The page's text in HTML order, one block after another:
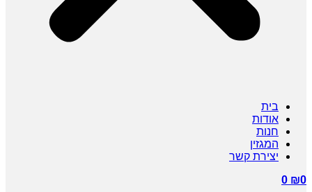
בית
אודות
חנות
המגזין
יצירת קשר
₪0
0